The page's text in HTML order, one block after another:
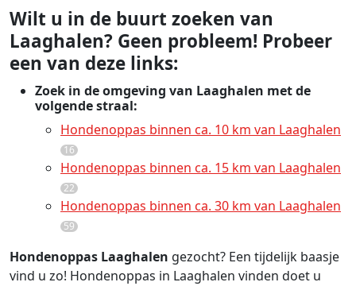
Wilt u in de buurt zoeken van
Laaghalen? Geen probleem! Probeer
een van deze links:
Zoek in de omgeving van Laaghalen met de
volgende straal:
Hondenoppas binnen ca. 10 km van Laaghalen
16
Hondenoppas binnen ca. 15 km van Laaghalen
22
Hondenoppas binnen ca. 30 km van Laaghalen
59
Hondenoppas Laaghalen gezocht? Een tijdelijk baasje
vind u zo! Hondenoppas in Laaghalen vinden doet u